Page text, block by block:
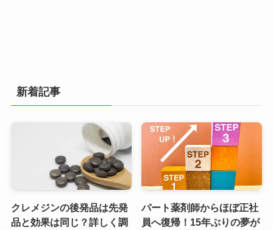
新着記事
クレメジンの後発品は先発
品と効果は同じ？詳しく調
パート薬剤師からほぼ正社
員へ復帰！15年ぶりの夢が